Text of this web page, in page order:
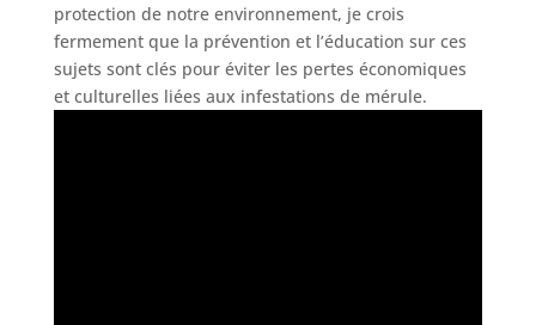
protection de notre environnement, je crois
fermement que la prévention et l’éducation sur ces
sujets sont clés pour éviter les pertes économiques
et culturelles liées aux infestations de mérule.